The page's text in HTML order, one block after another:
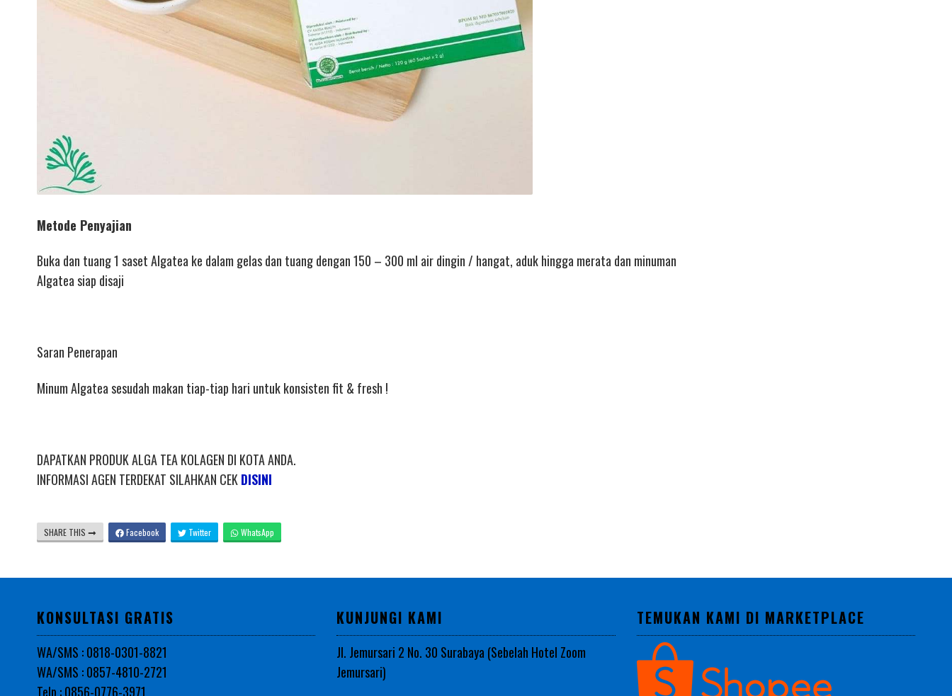
Metode Penyajian
Buka dan tuang 1 saset Algatea ke dalam gelas dan tuang dengan 150 – 300 ml air dingin / hangat, aduk hingga merata dan minuman
Algatea siap disaji
Saran Penerapan
Minum Algatea sesudah makan tiap-tiap hari untuk konsisten fit & fresh !
DAPATKAN PRODUK ALGA TEA KOLAGEN DI KOTA ANDA.
INFORMASI AGEN TERDEKAT SILAHKAN CEK DISINI
SHARE THIS Facebook Twitter WhatsApp
KONSULTASI GRATIS
WA/SMS : 0818-0301-8821
WA/SMS : 0857-4810-2721
Telp : 0856-0776-3971
KUNJUNGI KAMI
Jl. Jemursari 2 No. 30 Surabaya (Sebelah Hotel Zoom
Jemursari)
TEMUKAN KAMI DI MARKETPLACE